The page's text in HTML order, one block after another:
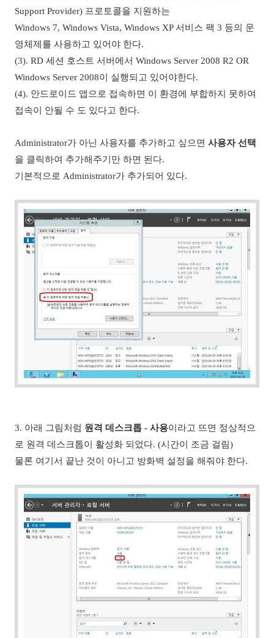
Support Provider) 프로토콜을 지원하는
Windows 7, Windows Vista, Windows XP 서비스 팩 3 등의 운
영체제를 사용하고 있어야 한다.
(3). RD 세션 호스트 서버에서 Windows Server 2008 R2 OR
Windows Server 2008이 실행되고 있어야한다.
(4). 안드로이드 앱으로 접속하면 이 환경에 부합하지 못하여
접속이 안될 수 도 있다고 한다.
Administrator가 아닌 사용자를 추가하고 싶으면 사용자 선택
을 클릭하여 추가해주기만 하면 된다.
기본적으로 Administrator가 추가되어 있다.
3. 아래 그림처럼 원격 데스크톱 - 사용이라고 뜨면 정상적으
로 원격 데스크톱이 활성화 되었다. (시간이 조금 걸림)
물론 여기서 끝난 것이 아니고 방화벽 설정을 해줘야 한다.